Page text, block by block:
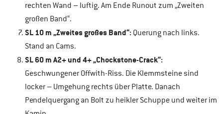
rechten Wand – luftig. Am Ende Runout zum „Zweiten
großen Band“.
SL 10 m „Zweites großes Band“: Querung nach links.
Stand an Cams.
SL 60 m A2+ und 4+ „Chockstone-Crack“:
Geschwungener Offwith-Riss. Die Klemmsteine sind
locker – Umgehung rechts über Platte. Danach
Pendelquergang an Bolt zu heikler Schuppe und weiter im